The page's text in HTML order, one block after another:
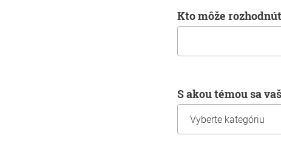
Kto môže
S akou témou sa